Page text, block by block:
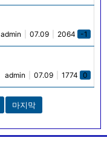
admin 07.09 2064 -1
admin 07.09 1774 0
마지막